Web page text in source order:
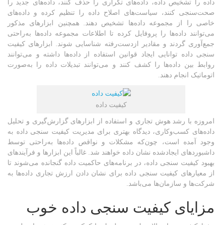
داده را تشخیص داده، داده‌های تکراری را حذف کنند، داده‌های جدید را
صحت‌سنجی کنند، سیاست‌های اصلاح داده را تنظیم کرده و داده‌های
خاصی را از مجموعه داده‌ها تشخیص دهند. همچنین ابزارهای مذکور
می‌توانند داده‌ها را پروفایل کرده تا اطلاعات مجموعه داده‌ها به‌راحتی
جمع‌آوری گردند و مقادیر ازدست‌رفته شناسایی شوند. ابزارهای کیفیت
سنجی داده توانایی ایجاد قوانین استفاده از داده‌ها داشته و می‌توانند
روابط بین داده‌ها را کشف کنند و می‌توانند تبدیلات داده را به‌صورت
اتوماتیک انجام دهند.
کیفیت داده
امروزه با رشد هوش تجاری و استفاده از ابزارهای گزارش‌گیری و تحلیل
داده‌های کسب‌وکاری، دیدگاه بهتری برای مدیریت کیفیت سنجی داده به
وجود آمده است، چون‌که مشکلات و نواقص داده‌ها به‌راحتی توسط
داشبوردهای ایجادشده نشان داده خواهند شد. غالباً این ابزارها و فرآیندهای
بهبود کیفیت سنجی داده، در برنامه‌های حاکمیت داده گنجانده می‌شوند تا
از معیارهای کیفیت سنجی داده برای نشان دادن ارزش تجاری داده‌ها به
شرکت‌ها و سازمان‌ها می‌باشد.
مزایای کیفیت سنجی داده خوب